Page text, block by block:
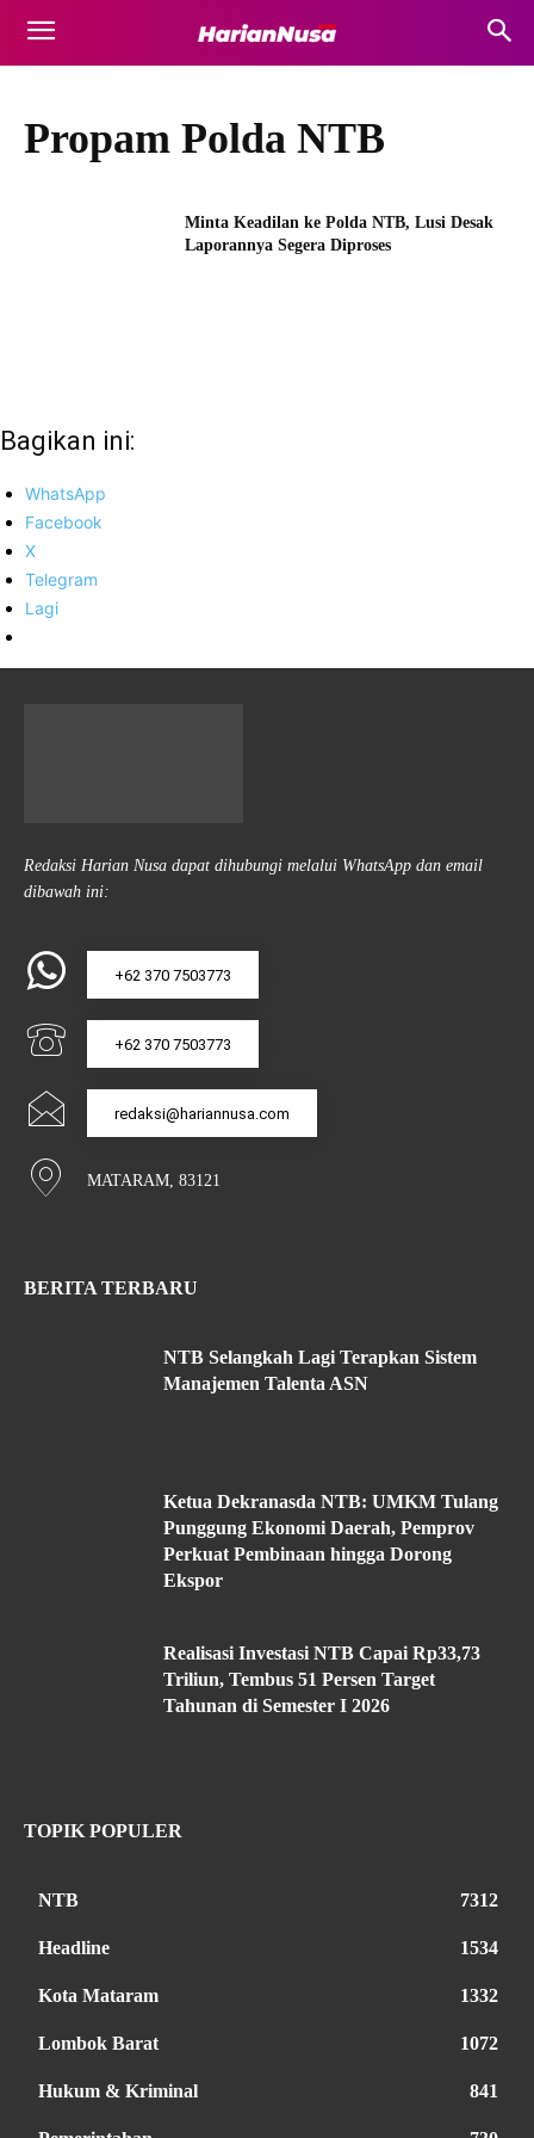
Propam Polda NTB
Minta Keadilan ke Polda NTB, Lusi Desak
Laporannya Segera Diproses
Bagikan ini:
WhatsApp
Facebook
X
Telegram
Lagi
Redaksi Harian Nusa dapat dihubungi melalui WhatsApp dan email
dibawah ini:
+62 370 7503773
+62 370 7503773
redaksi@hariannusa.com
MATARAM, 83121
BERITA TERBARU
NTB Selangkah Lagi Terapkan Sistem
Manajemen Talenta ASN
Ketua Dekranasda NTB: UMKM Tulang
Punggung Ekonomi Daerah, Pemprov
Perkuat Pembinaan hingga Dorong
Ekspor
Realisasi Investasi NTB Capai Rp33,73
Triliun, Tembus 51 Persen Target
Tahunan di Semester I 2026
TOPIK POPULER
NTB 7312
Headline 1534
Kota Mataram 1332
Lombok Barat 1072
Hukum & Kriminal 841